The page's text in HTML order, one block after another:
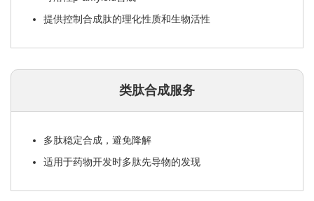
提供控制合成肽的理化性质和生物活性
类肽合成服务
多肽稳定合成，避免降解
适用于药物开发时多肽先导物的发现